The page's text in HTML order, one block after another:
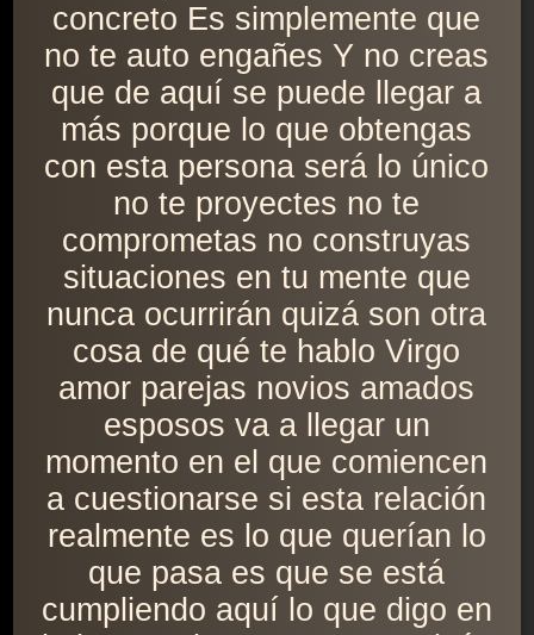
concreto Es simplemente que
no te auto engañes Y no creas
que de aquí se puede llegar a
más porque lo que obtengas
con esta persona será lo único
no te proyectes no te
comprometas no construyas
situaciones en tu mente que
nunca ocurrirán quizá son otra
cosa de qué te hablo Virgo
amor parejas novios amados
esposos va a llegar un
momento en el que comiencen
a cuestionarse si esta relación
realmente es lo que querían lo
que pasa es que se está
cumpliendo aquí lo que digo en